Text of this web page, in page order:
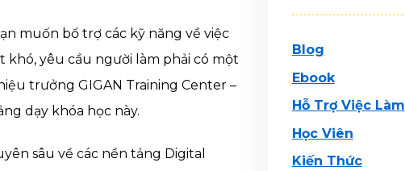
muốn bổ trợ các kỹ năng về việc
yêu cầu người làm phải có một
trưởng GIGAN Training Center –
dạy khóa học này.
sâu về các nền tảng Digital
Blog
Ebook
Hỗ Trợ Việc Làm
Học Viên
Kiến Thức